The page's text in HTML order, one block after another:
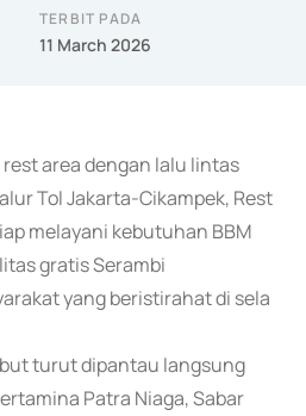
TERBIT PADA
11 March 2026
area dengan lalu lintas
Tol Jakarta-Cikampek, Rest
melayani kebutuhan BBM
gratis Serambi
yang beristirahat di sela
turut dipantau langsung
Patra Niaga, Sabar